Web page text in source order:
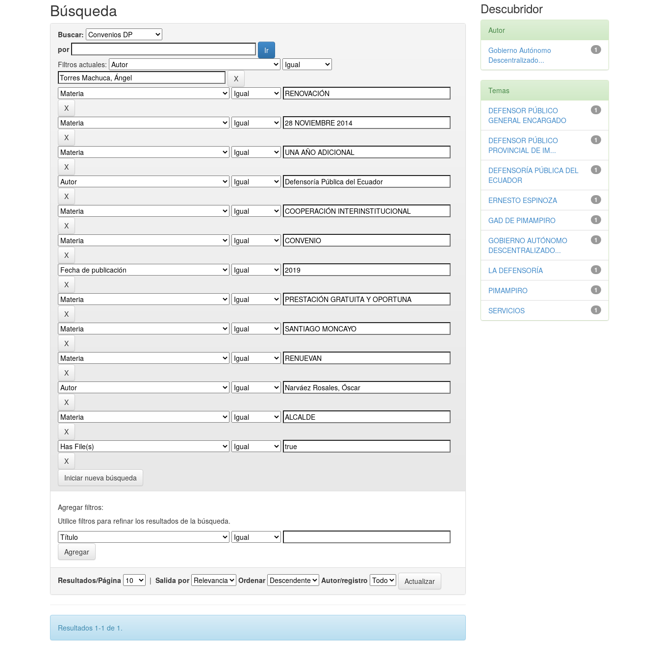
Búsqueda
Buscar:
por
Filtros actuales:
Iniciar nueva búsqueda
Agregar filtros:
Utilice filtros para refinar los resultados de la búsqueda.
Resultados/Página | Salida por Ordenar Autor/registro
Resultados 1-1 de 1.
Descubridor
Autor
1
Gobierno Autónomo
Descentralizado...
Temas
1
DEFENSOR PÚBLICO
GENERAL ENCARGADO
1
DEFENSOR PÚBLICO
PROVINCIAL DE IM...
1
DEFENSORÍA PÚBLICA DEL
ECUADOR
1
ERNESTO ESPINOZA
1
GAD DE PIMAMPIRO
1
GOBIERNO AUTÓNOMO
DESCENTRALIZADO...
1
LA DEFENSORÍA
1
PIMAMPIRO
1
SERVICIOS